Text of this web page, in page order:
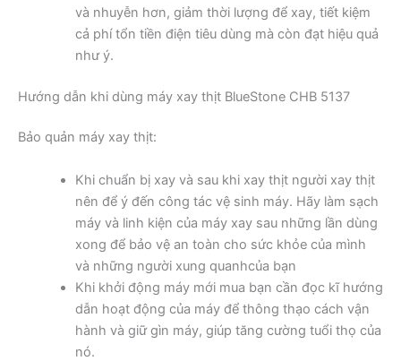
và nhuyễn hơn, giảm thời lượng để xay, tiết kiệm
cả phí tổn tiền điện tiêu dùng mà còn đạt hiệu quả
như ý.
Hướng dẫn khi dùng máy xay thịt BlueStone CHB 5137
Bảo quản máy xay thịt:
Khi chuẩn bị xay và sau khi xay thịt người xay thịt
nên để ý đến công tác vệ sinh máy. Hãy làm sạch
máy và linh kiện của máy xay sau những lần dùng
xong để bảo vệ an toàn cho sức khỏe của mình
và những người xung quanhcủa bạn
Khi khởi động máy mới mua bạn cần đọc kĩ hướng
dẫn hoạt động của máy để thông thạo cách vận
hành và giữ gìn máy, giúp tăng cường tuổi thọ của
nó.